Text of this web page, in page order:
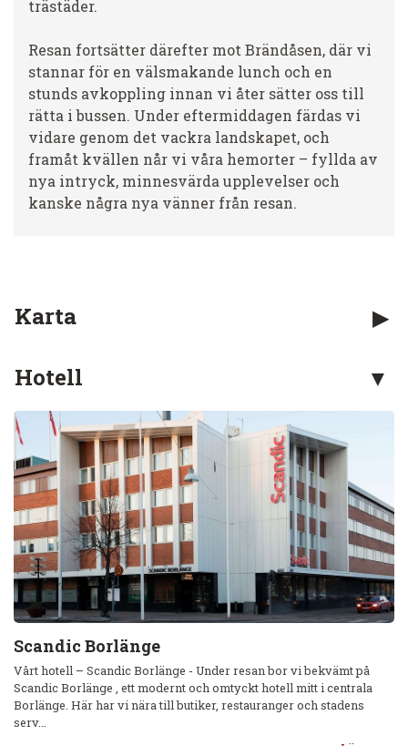
trästäder.
Resan fortsätter därefter mot Brändåsen, där vi
stannar för en välsmakande lunch och en
stunds avkoppling innan vi åter sätter oss till
rätta i bussen. Under eftermiddagen färdas vi
vidare genom det vackra landskapet, och
framåt kvällen når vi våra hemorter – fyllda av
nya intryck, minnesvärda upplevelser och
kanske några nya vänner från resan.
Karta
Hotell
Scandic Borlänge
Vårt hotell – Scandic Borlänge - Under resan bor vi bekvämt på
Scandic Borlänge , ett modernt och omtyckt hotell mitt i centrala
Borlänge. Här har vi nära till butiker, restauranger och stadens
serv...